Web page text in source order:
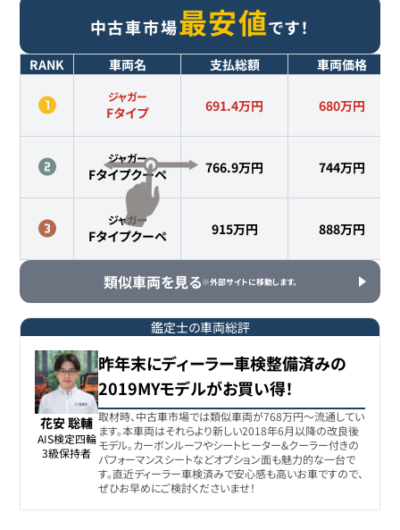
中古車市場最安値です！
RANK 車両名 支払総額 車両価格
ジャガー
Fタイプ 691.4万円 680万円
ジャガー
Fタイプクーペ 766.9万円 744万円
ジャガー
Fタイプクーペ 915万円 888万円
類似車両を見る※外部サイトに移動します。
鑑定士の車両総評
花安 聡輔
AIS検定四輪
3級保持者
昨年末にディーラー車検整備済みの
2019MYモデルがお買い得！
取材時、中古車市場では類似車両が768万円〜流通してい
ます。本車両はそれらより新しい2018年6月以降の改良後
モデル。カーボンルーフやシートヒーター&クーラー付きの
パフォーマンスシートなどオプション面も魅力的な一台で
す。直近ディーラー車検済みで安心感も高いお車ですので、
ぜひお早めにご検討くださいませ！